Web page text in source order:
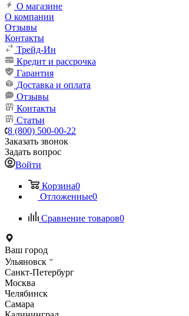
О магазине
О компании
Отзывы
Контакты
Трейд-Ин
Кредит и рассрочка
Гарантия
Доставка и оплата
Отзывы
Контакты
Статьи
8 (800) 500-00-22
Заказать звонок
Задать вопрос
Войти
Корзина0
Отложенные0
Сравнение товаров0
Ваш город
Ульяновск
Санкт-Петербург
Москва
Челябинск
Самара